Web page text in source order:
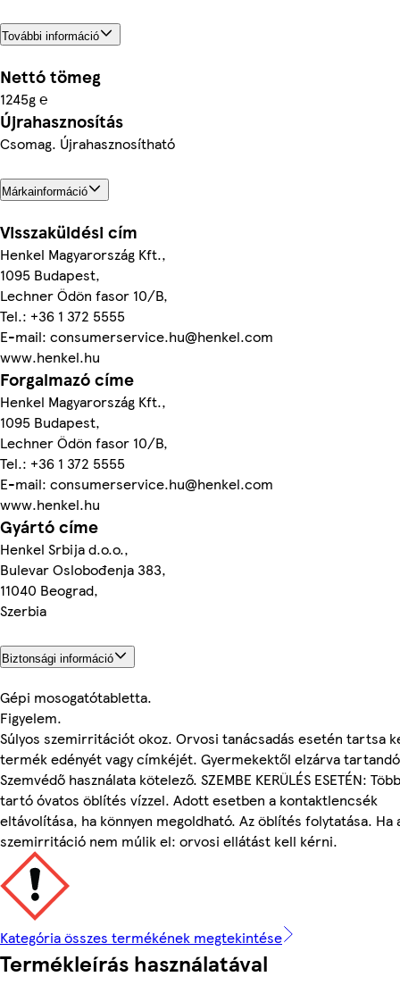
További információ
Nettó tömeg
1245g ℮
Újrahasznosítás
Csomag. Újrahasznosítható
Márkainformáció
Visszaküldési cím
Henkel Magyarország Kft.,
1095 Budapest,
Lechner Ödön fasor 10/B,
Tel.: +36 1 372 5555
E-mail: consumerservice.hu@henkel.com
www.henkel.hu
Forgalmazó címe
Henkel Magyarország Kft.,
1095 Budapest,
Lechner Ödön fasor 10/B,
Tel.: +36 1 372 5555
E-mail: consumerservice.hu@henkel.com
www.henkel.hu
Gyártó címe
Henkel Srbija d.o.o.,
Bulevar Oslobođenja 383,
11040 Beograd,
Szerbia
Biztonsági információ
Gépi mosogatótabletta.
Figyelem.
Súlyos szemirritációt okoz. Orvosi tanácsadás esetén tartsa
termék edényét vagy címkéjét. Gyermekektől elzárva
Szemvédő használata kötelező. SZEMBE KERÜLÉS ESETÉN:
tartó óvatos öblítés vízzel. Adott esetben a kontaktlencsék
eltávolítása, ha könnyen megoldható. Az öblítés folytatása. Ha
szemirritáció nem múlik el: orvosi ellátást kell kérni.
Kategória összes termékének megtekintése
Termékleírás használatával